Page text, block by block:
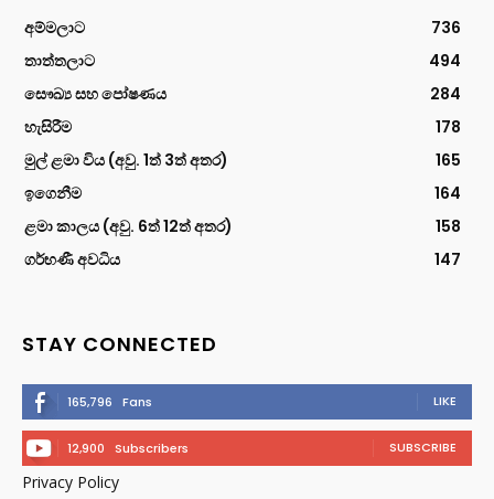
අම්මලාට
736
තාත්තලාට
494
සෞඛ්‍ය සහ පෝෂණය
284
හැසිරීම
178
මුල් ළමා විය (අවු. 1ත් 3ත් අතර)
165
ඉගෙනීම
164
ළමා කාලය (අවු. 6ත් 12ත් අතර)
158
ගර්භණී අවධිය
147
STAY CONNECTED
165,796 Fans LIKE
12,900 Subscribers SUBSCRIBE
Privacy Policy